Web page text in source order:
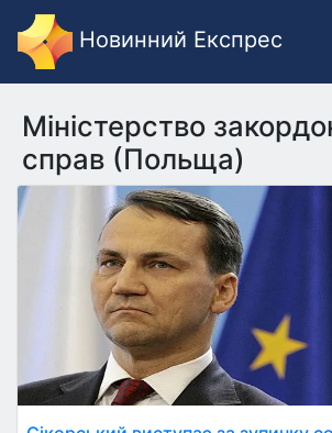
Новинний Експрес
Міністерство
справ (Польща)